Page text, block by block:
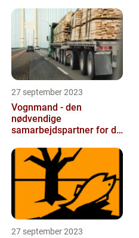
27 september 2023
Vognmand - den
nødvendige
samarbejdspartner for dit
27 september 2023